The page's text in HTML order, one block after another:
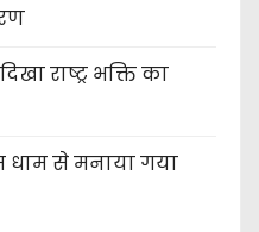
राष्ट्र भक्ति का
धाम से मनाया गया